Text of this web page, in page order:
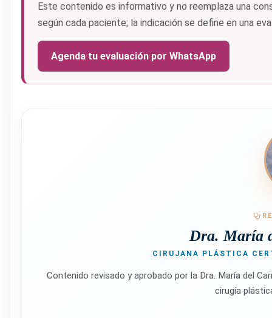
Este contenido es informativo y no reemplaza una
según cada paciente; la indicación se define en una
Agenda tu evaluación por WhatsApp
Dra. María
CIRUJANA PLÁSTICA
Contenido revisado y aprobado por la Dra. María del
cirugía